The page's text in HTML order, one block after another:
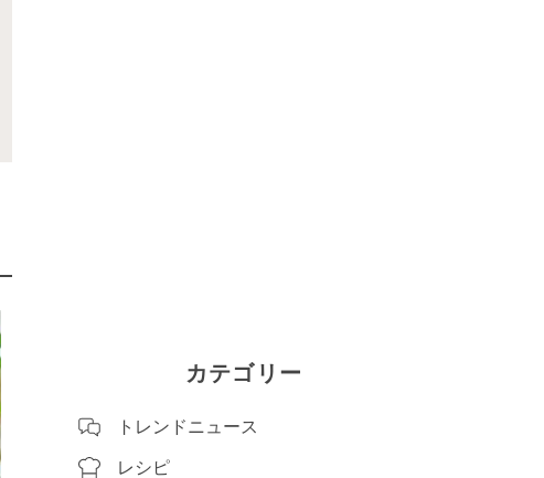
カテゴリー
トレンドニュース
レシピ